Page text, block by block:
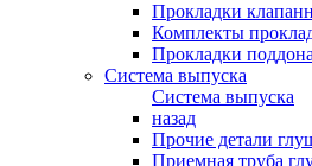
Прокладки
Комплекты
Прокладки поддона
Система выпуска
Система выпуска
назад
Прочие детали
Приемная труба